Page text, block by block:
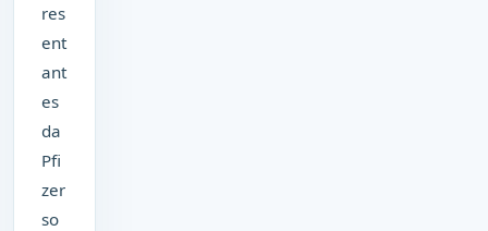
res
ent
ant
es
da
Pfi
zer
so